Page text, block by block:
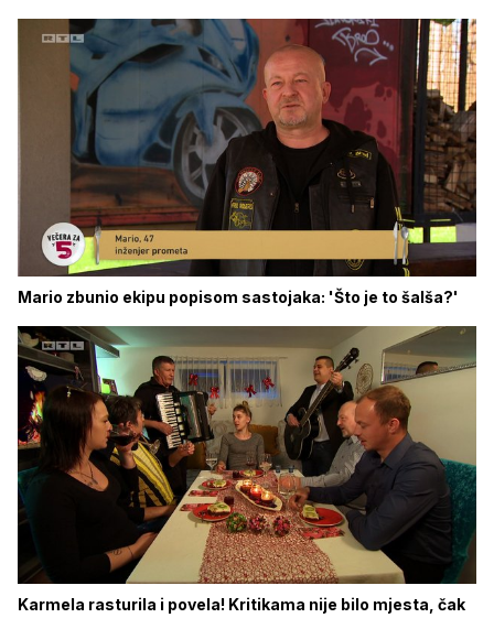
Mario zbunio ekipu popisom sastojaka: 'Što je to šalša?'
Karmela rasturila i povela! Kritikama nije bilo mjesta, čak